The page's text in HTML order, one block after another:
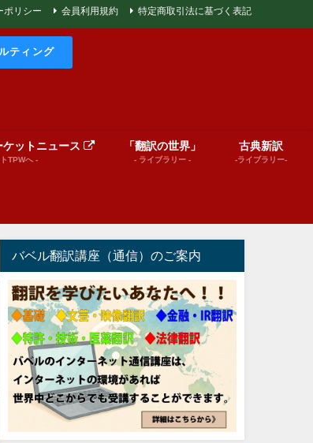
ポリシー 会員利用規約 特定商取引法に基づく表記
ティング
ットニュース
TPWへ -
「翻訳の世界」
- ライブラリー -
古典新訳
-ライブラリー-
World News insights 絵本（プレゼンテーショ
バベル翻訳講座（通信）のご案内